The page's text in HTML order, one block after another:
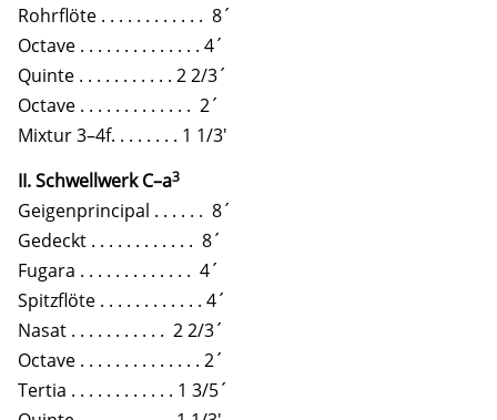
Rohrflöte . . . . . . . . . . . . 8´
Octave . . . . . . . . . . . . . . 4´
Quinte . . . . . . . . . . . 2 2/3´
Octave . . . . . . . . . . . . . 2´
Mixtur 3–4f. . . . . . . . 1 1/3′
II. Schwellwerk C–a3
Geigenprincipal . . . . . . 8´
Gedeckt . . . . . . . . . . . . 8´
Fugara . . . . . . . . . . . . . 4´
Spitzflöte . . . . . . . . . . . . 4´
Nasat . . . . . . . . . . . 2 2/3´
Octave . . . . . . . . . . . . . . 2´
Tertia . . . . . . . . . . . . 1 3/5´